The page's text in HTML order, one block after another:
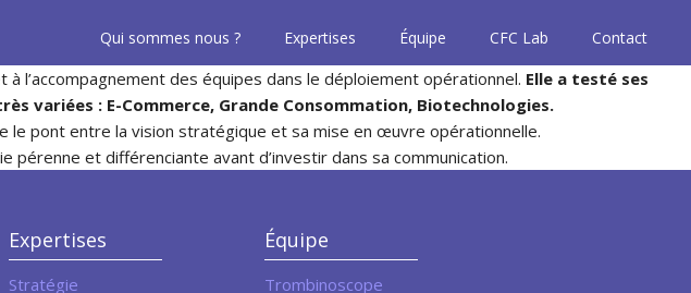
Qui sommes nous ? Expertises Équipe CFC Lab Contact
l’accompagnement des équipes dans le déploiement opérationnel. Elle a testé ses
variées : E-Commerce, Grande Consommation, Biotechnologies.
le pont entre la vision stratégique et sa mise en œuvre opérationnelle.
pérenne et différenciante avant d’investir dans sa communication.
Expertises
Stratégie
Équipe
Trombinoscope